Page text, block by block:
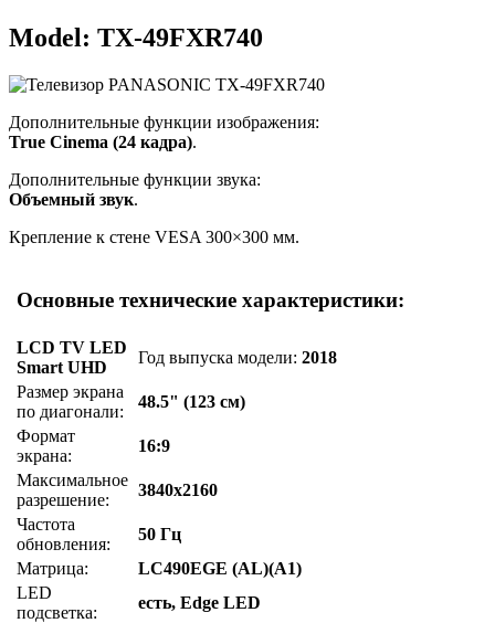
Model: TX-49FXR740
Дополнительные функции изображения:
True Cinema (24 кадра).
Дополнительные функции звука:
Объемный звук.
Крепление к стене VESA 300×300 мм.
Основные технические характеристики:
LCD TV LED
Smart UHD
Год выпуска модели:2018
Размер экрана
по диагонали:
48.5" (123 см)
Формат
экрана:
16:9
Максимальное
разрешение:
3840x2160
Частота
обновления:
50 Гц
Матрица:
LC490EGE (AL)(A1)
LED
подсветка:
есть, Edge LED